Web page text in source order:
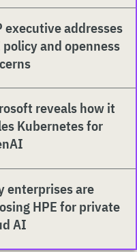
executive addresses
and openness
reveals how it
Kubernetes for
enterprises are
HPE for private
AI